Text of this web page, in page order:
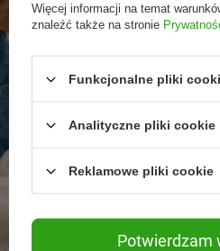
Więcej informacji na temat
znaleźć także na stronie
Funkcjonalne pliki
Analityczne pliki cookie
Reklamowe pliki cookie
Potwierdzam